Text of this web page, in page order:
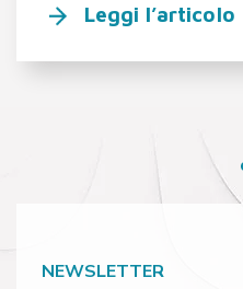
Leggi l’articolo
NEWSLETTER